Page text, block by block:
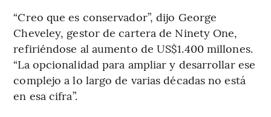
“Creo que es conservador”, dijo George
Cheveley, gestor de cartera de Ninety One,
refiriéndose al aumento de US$1.400 millones.
“La opcionalidad para ampliar y desarrollar ese
complejo a lo largo de varias décadas no está
en esa cifra”.